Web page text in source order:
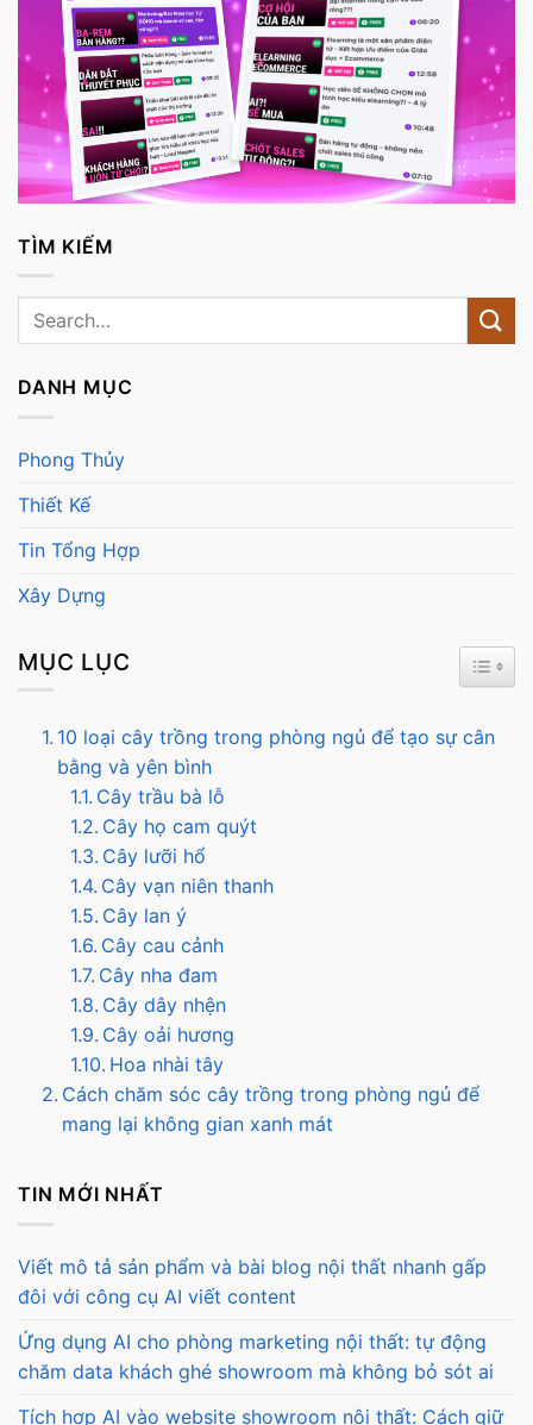
TÌM KIẾM
DANH MỤC
Phong Thủy
Thiết Kế
Tin Tổng Hợp
Xây Dựng
MỤC LỤC
10 loại cây trồng trong phòng ngủ để tạo sự cân
bằng và yên bình
Cây trầu bà lỗ
Cây họ cam quýt
Cây lưỡi hổ
Cây vạn niên thanh
Cây lan ý
Cây cau cảnh
Cây nha đam
Cây dây nhện
Cây oải hương
Hoa nhài tây
Cách chăm sóc cây trồng trong phòng ngủ để
mang lại không gian xanh mát
TIN MỚI NHẤT
Viết mô tả sản phẩm và bài blog nội thất nhanh gấp
đôi với công cụ AI viết content
Ứng dụng AI cho phòng marketing nội thất: tự động
chăm data khách ghé showroom mà không bỏ sót ai
Tích hợp AI vào website showroom nội thất: Cách giữ